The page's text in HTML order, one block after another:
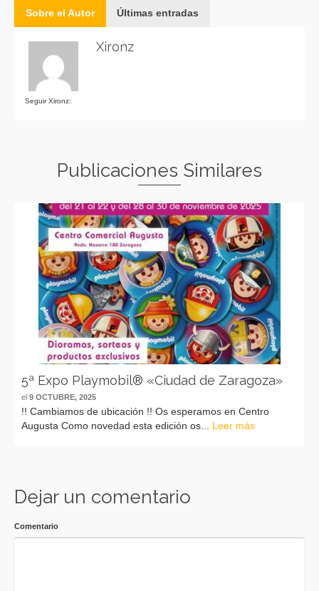
Sobre el Autor Últimas entradas
Seguir Xironz:
Xironz
Publicaciones Similares
5ª Expo Playmobil® «Ciudad de Zaragoza»
el 9 OCTUBRE, 2025
!! Cambiamos de ubicación !! Os esperamos en Centro
Augusta Como novedad esta edición os... Leer más
Dejar un comentario
Comentario